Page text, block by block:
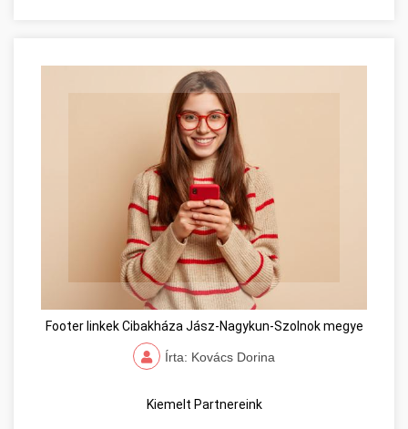
Footer linkek Cibakháza Jász-Nagykun-Szolnok megye
Írta: Kovács Dorina
Kiemelt Partnereink